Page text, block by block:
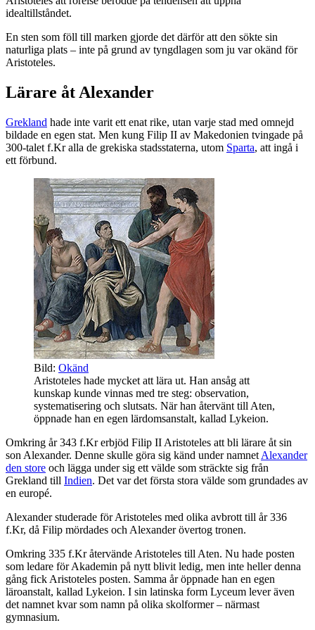
idealtillståndet.
En sten som föll till marken gjorde det därför att den sökte sin
naturliga plats – inte på grund av tyngdlagen som ju var okänd för
Aristoteles.
Lärare åt Alexander
Grekland hade inte varit ett enat rike, utan varje stad med omnejd
bildade en egen stat. Men kung Filip II av Makedonien tvingade på
300-talet f.Kr alla de grekiska stadsstaterna, utom Sparta, att ingå i
ett förbund.
Bild: Okänd
Aristoteles hade mycket att lära ut. Han ansåg att
kunskap kunde vinnas med tre steg: observation,
systematisering och slutsats. När han återvänt till Aten,
öppnade han en egen lärdomsanstalt, kallad Lykeion.
Omkring år 343 f.Kr erbjöd Filip II Aristoteles att bli lärare åt sin
son Alexander. Denne skulle göra sig känd under namnet Alexander
den store och lägga under sig ett välde som sträckte sig från
Grekland till Indien. Det var det första stora välde som grundades av
en europé.
Alexander studerade för Aristoteles med olika avbrott till år 336
f.Kr, då Filip mördades och Alexander övertog tronen.
Omkring 335 f.Kr återvände Aristoteles till Aten. Nu hade posten
som ledare för Akademin på nytt blivit ledig, men inte heller denna
gång fick Aristoteles posten. Samma år öppnade han en egen
läroanstalt, kallad Lykeion. I sin latinska form Lyceum lever även
det namnet kvar som namn på olika skolformer – närmast
gymnasium.